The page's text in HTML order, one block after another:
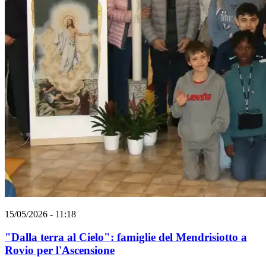
15/05/2026 - 11:18
"Dalla terra al Cielo": famiglie del Mendrisiotto a
Rovio per l'Ascensione